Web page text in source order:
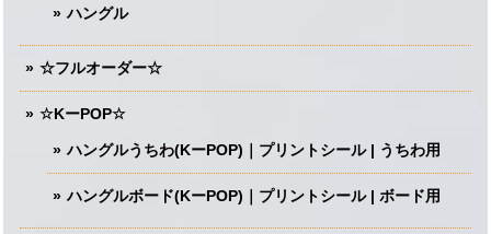
ハングル
☆フルオーダー☆
☆KーPOP☆
ハングルうちわ(KーPOP)｜プリントシール | うちわ用
ハングルボード(KーPOP)｜プリントシール | ボード用